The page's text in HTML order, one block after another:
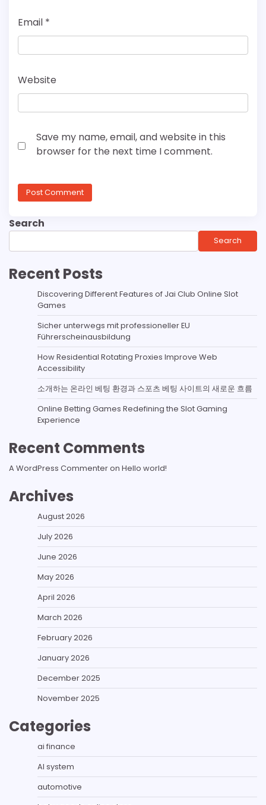
Email *
Website
Save my name, email, and website in this
browser for the next time I comment.
Search
Search
Recent Posts
Discovering Different Features of Jai Club Online Slot
Games
Sicher unterwegs mit professioneller EU
Führerscheinausbildung
How Residential Rotating Proxies Improve Web
Accessibility
소개하는 온라인 베팅 환경과 스포츠 베팅 사이트의 새로운 흐름
Online Betting Games Redefining the Slot Gaming
Experience
Recent Comments
A WordPress Commenteron Hello world!
Archives
August 2026
July 2026
June 2026
May 2026
April 2026
March 2026
February 2026
January 2026
December 2025
November 2025
Categories
ai finance
AI system
automotive